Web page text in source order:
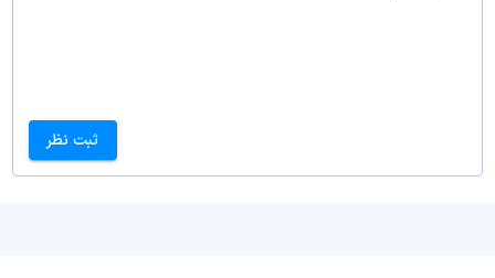
ثبت نظر